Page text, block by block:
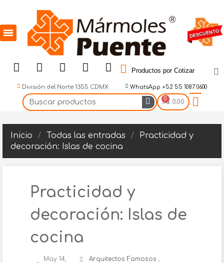
Productos por Cotizar
División del Norte 1355 CDMX WhatsApp +52 55 1087 0600
$ 0.00
Inicio Todas las entradas
Practicidad y
decoración: Islas de cocina
Practicidad y
decoración: Islas de
cocina
May 14,
Arquitectos Famosos,